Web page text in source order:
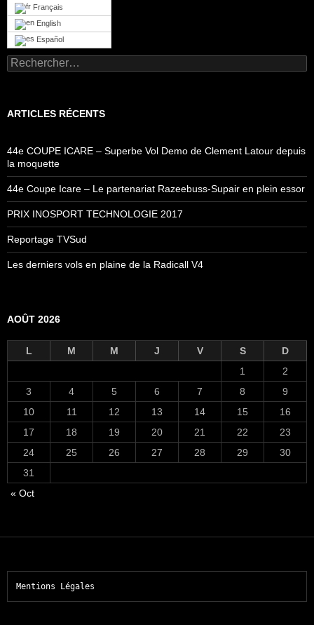
Français
English
Español
Rechercher :
ARTICLES RÉCENTS
44e COUPE ICARE – Superbe Vol Demo de Clement Latour depuis
la moquette
44e Coupe Icare – Le partenariat Razeebuss-Supair en plein essor
PRIX INOSPORT TECHNOLOGIE 2017
Reportage TVSud
Les derniers vols en plaine de la Radicall V4
AOÛT 2026
L M M J V S
D
1
2
3
4 5 6 7 8
9
10
11 12 13 14 15
16
17
18 19 20 21 22
23
24
25 26 27 28 29
30
31
« Oct
Mentions Légales